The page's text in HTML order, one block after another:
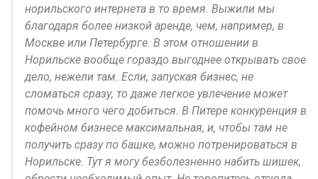
норильского интернета в то время. Выжили мы
благодаря более низкой аренде, чем, например, в
Москве или Петербурге. В этом отношении в
Норильске вообще гораздо выгоднее открывать свое
дело, нежели там. Если, запуская бизнес, не
сломаться сразу, то даже легкое увлечение может
помочь много чего добиться. В Питере конкуренция в
кофейном бизнесе максимальная, и, чтобы там не
получить сразу по башке, можно потренироваться в
Норильске. Тут я могу безболезненно набить шишек,